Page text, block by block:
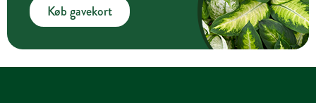
Køb gavekort